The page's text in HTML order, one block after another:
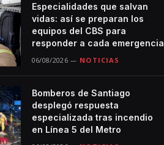
Especialidades que salvan
vidas: así se preparan los
equipos del CBS para
responder a cada emergencia
06/08/2026 NOTICIAS
Bomberos de Santiago
desplegó respuesta
especializada tras incendio
en Línea 5 del Metro